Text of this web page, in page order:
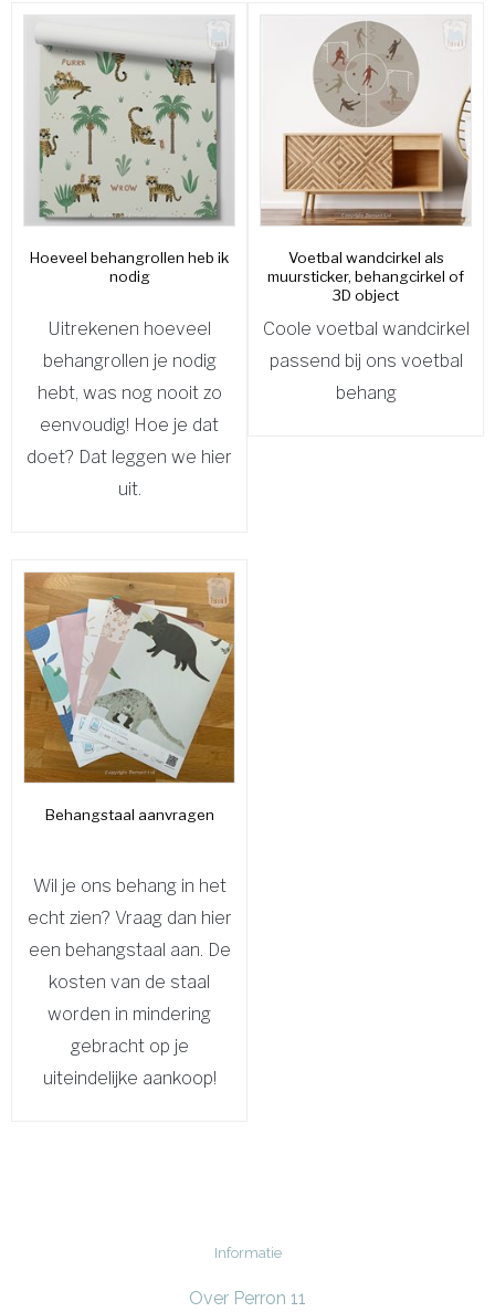
Hoeveel behangrollen heb ik
nodig
Uitrekenen hoeveel
behangrollen je nodig
hebt, was nog nooit zo
eenvoudig! Hoe je dat
doet? Dat leggen we hier
uit.
Voetbal wandcirkel als
muursticker, behangcirkel of
3D object
Coole voetbal wandcirkel
passend bij ons voetbal
behang
Behangstaal aanvragen
Wil je ons behang in het
echt zien? Vraag dan hier
een behangstaal aan. De
kosten van de staal
worden in mindering
gebracht op je
uiteindelijke aankoop!
Informatie
Over Perron 11